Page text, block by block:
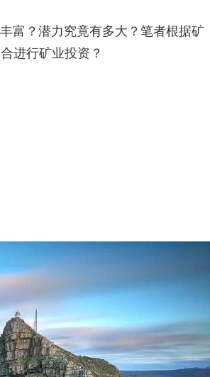
富？潜力究竟有多大？笔者根据矿
进行矿业投资？